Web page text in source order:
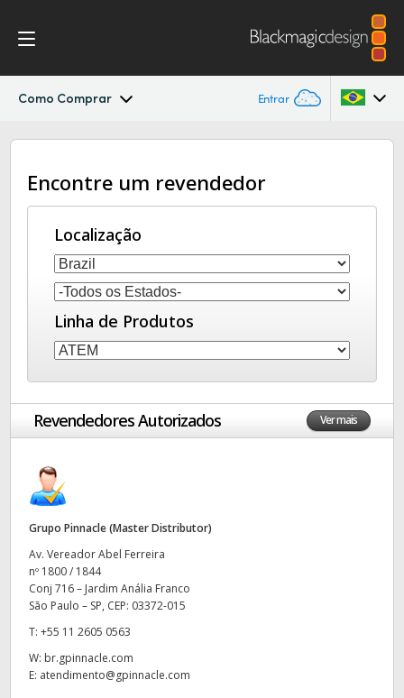
Como Comprar Entrar
ATEM SDI
Workflow
Controle por Software
Como Começar
Edição
Advanced Panel
Controle de Câmera
Especificações
Australia
Austria
Brazil
Canada
China
Denmark
Finland
Hong Kong SAR, China
India
Italy
Japan
Encontre um revendedor
Localização
Linha de Produtos
Revendedores Autorizados Ver mais
Grupo Pinnacle (Master Distributor)
Av. Vereador Abel Ferreira
nº 1800 / 1844
Conj 716 – Jardim Anália Franco
São Paulo – SP, CEP: 03372-015
T: +55 11 2605 0563
W: br.gpinnacle.com
E: atendimento@gpinnacle.com